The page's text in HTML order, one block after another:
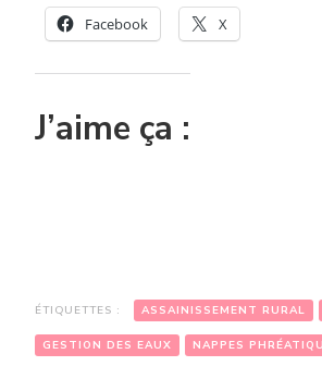
Facebook X
J’aime ça :
ÉTIQUETTES : ASSAINISSEMENT RURAL
GESTION DES EAUX NAPPES